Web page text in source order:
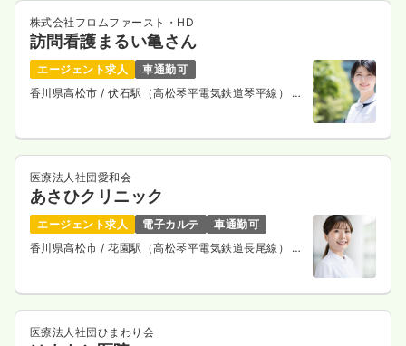
株式会社フロムファースト・HD
訪問看護まるい亀さん
エージェント求人
車通勤可
香川県高松市 / 伏石駅（高松琴平電気鉄道琴平線） 徒
医療法人社団愛和会
あさひクリニック
エージェント求人 電子カルテ
車通勤可
香川県高松市 / 花園駅（高松琴平電気鉄道長尾線） 徒
医療法人社団ひまわり会